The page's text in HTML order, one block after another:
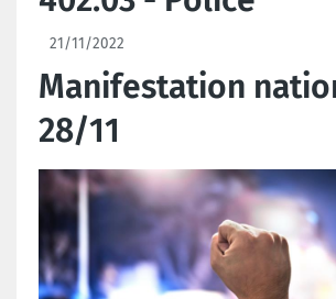
21/11/2022
Manifestation
28/11